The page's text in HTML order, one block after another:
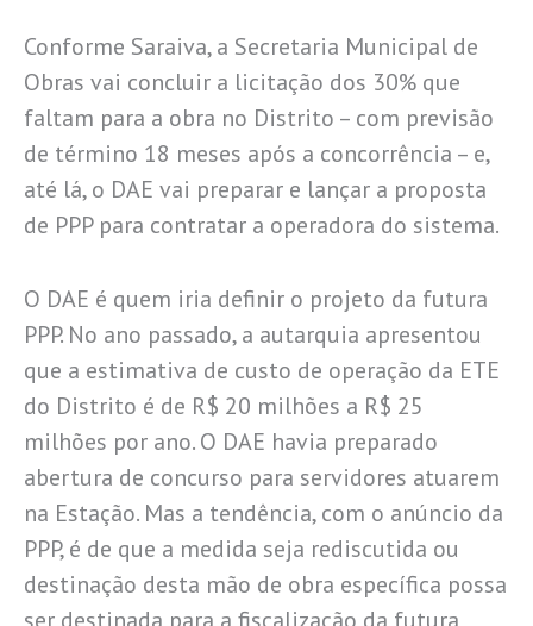
Conforme Saraiva, a Secretaria Municipal de
Obras vai concluir a licitação dos 30% que
faltam para a obra no Distrito – com previsão
de término 18 meses após a concorrência – e,
até lá, o DAE vai preparar e lançar a proposta
de PPP para contratar a operadora do sistema.
O DAE é quem iria definir o projeto da futura
PPP. No ano passado, a autarquia apresentou
que a estimativa de custo de operação da ETE
do Distrito é de R$ 20 milhões a R$ 25
milhões por ano. O DAE havia preparado
abertura de concurso para servidores atuarem
na Estação. Mas a tendência, com o anúncio da
PPP, é de que a medida seja rediscutida ou
destinação desta mão de obra específica possa